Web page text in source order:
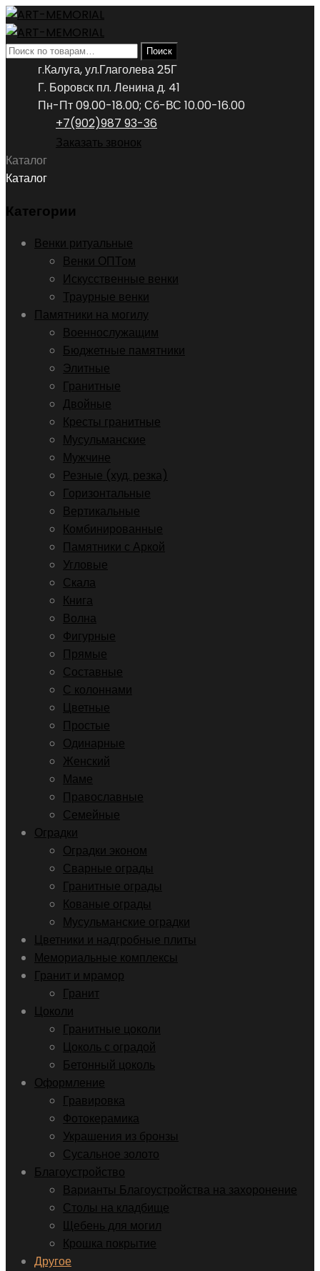
Искать: Поиск
г.Калуга, ул.Глаголева 25Г
Г. Боровск пл. Ленина д. 41
Пн-Пт 09.00-18.00; Сб-ВС 10.00-16.00
+7(902)987 93-36
Заказать звонок
Каталог
Каталог
Категории
Венки ритуальные
Венки ОПТом
Искусственные венки
Траурные венки
Памятники на могилу
Военнослужащим
Бюджетные памятники
Элитные
Гранитные
Двойные
Кресты гранитные
Мусульманские
Мужчине
Резные (худ. резка)
Горизонтальные
Вертикальные
Комбинированные
Памятники с Аркой
Угловые
Скала
Книга
Волна
Фигурные
Прямые
Составные
С колоннами
Цветные
Простые
Одинарные
Женский
Маме
Православные
Семейные
Оградки
Оградки эконом
Сварные ограды
Гранитные ограды
Кованые ограды
Мусульманские оградки
Цветники и надгробные плиты
Мемориальные комплексы
Гранит и мрамор
Гранит
Цоколи
Гранитные цоколи
Цоколь с оградой
Бетонный цоколь
Оформление
Гравировка
Фотокерамика
Украшения из бронзы
Сусальное золото
Благоустройство
Варианты Благоустройства на захоронение
Столы на кладбище
Щебень для могил
Крошка покрытие
Другое